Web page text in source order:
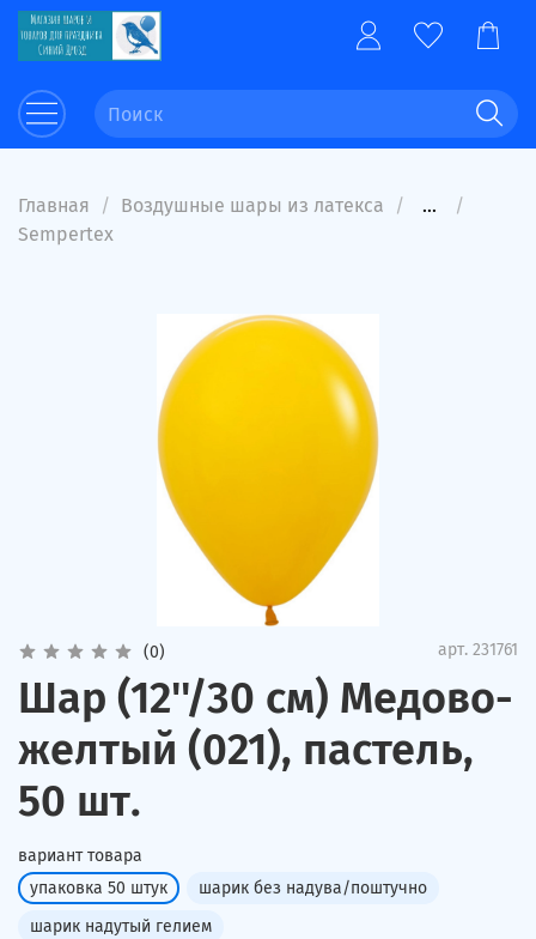
Главная Воздушные шары из латекса
...
Sempertex
(0) арт. 231761
Шар (12''/30 см) Медово-
желтый (021), пастель,
50 шт.
вариант товара
упаковка 50 штук
шарик без надува/поштучно
шарик надутый гелием